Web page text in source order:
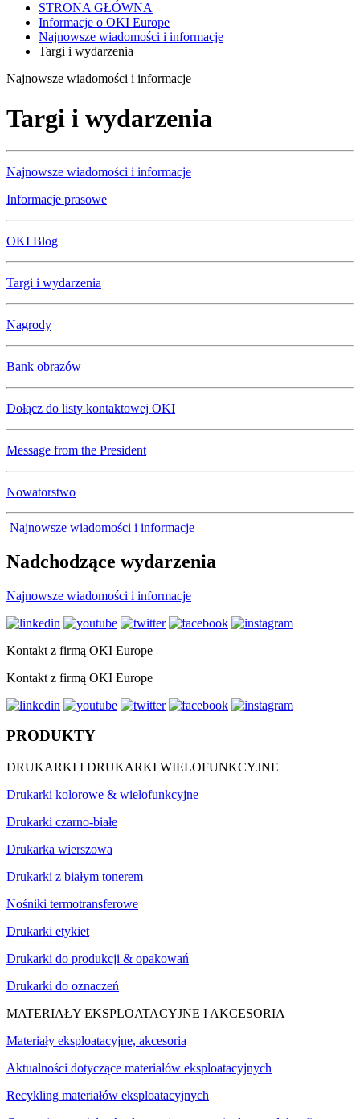
STRONA GŁÓWNA
Informacje o OKI Europe
Najnowsze wiadomości i informacje
Targi i wydarzenia
Najnowsze wiadomości i informacje
Targi i wydarzenia
Najnowsze wiadomości i informacje
Informacje prasowe
OKI Blog
Targi i wydarzenia
Nagrody
Bank obrazów
Dołącz do listy kontaktowej OKI
Message from the President
Nowatorstwo
Najnowsze wiadomości i informacje
Nadchodzące wydarzenia
Najnowsze wiadomości i informacje
Kontakt z firmą OKI Europe
Kontakt z firmą OKI Europe
PRODUKTY
DRUKARKI I DRUKARKI WIELOFUNKCYJNE
Drukarki kolorowe & wielofunkcyjne
Drukarki czarno-białe
Drukarka wierszowa
Drukarki z białym tonerem
Nośniki termotransferowe
Drukarki etykiet
Drukarki do produkcji & opakowań
Drukarki do oznaczeń
MATERIAŁY EKSPLOATACYJNE I AKCESORIA
Materiały eksploatacyjne, akcesoria
Aktualności dotyczące materiałów eksploatacyjnych
Recykling materiałów eksploatacyjnych